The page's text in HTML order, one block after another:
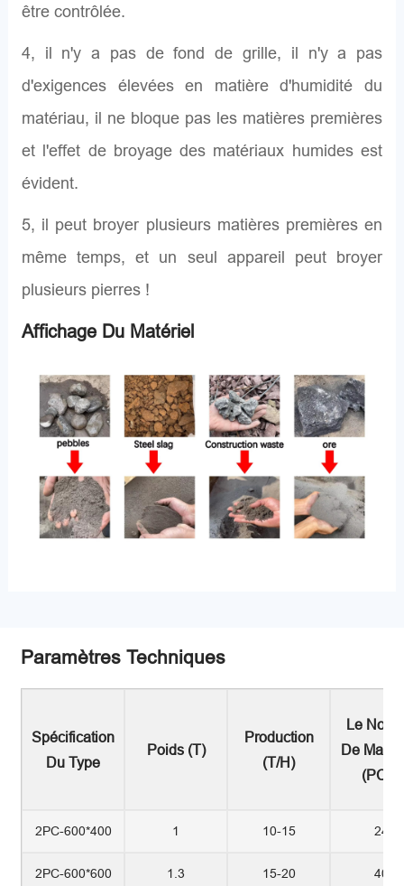
être contrôlée.
4, il n'y a pas de fond de grille, il n'y a pas
d'exigences élevées en matière d'humidité du
matériau, il ne bloque pas les matières premières
et l'effet de broyage des matériaux humides est
évident.
5, il peut broyer plusieurs matières premières en
même temps, et un seul appareil peut broyer
plusieurs pierres !
Affichage Du Matériel
Paramètres Techniques
Spécification
Du Type
Poids (T)
Production
(t/h)
Le
De
(PCS)
2PC-600*400 1 10-15 24
2PC-600*600 1.3 15-20 40